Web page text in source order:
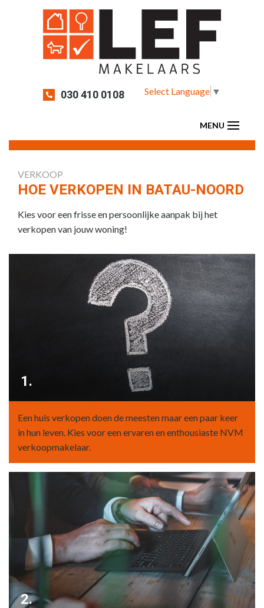
030 410 0108 Select Language ▼
VERKOOP
HOE VERKOPEN IN BATAU-NOORD
Kies voor een frisse en persoonlijke aanpak bij het
verkopen van jouw woning!
1.
Een huis verkopen doen de meesten maar een paar keer
in hun leven. Kies voor een ervaren en enthousiaste NVM
verkoopmakelaar.
2.